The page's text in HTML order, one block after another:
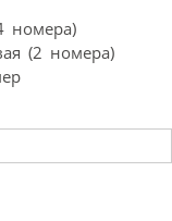
номера)
(2 номера)